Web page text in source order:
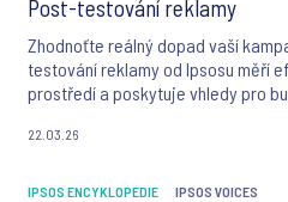
Post-testování reklamy
Zhodnoťte reálný dopad vaší
testování reklamy od Ipsosu měří
prostředí a poskytuje vhledy pro
22.03.26
IPSOS ENCYKLOPEDIE IPSOS VOICES